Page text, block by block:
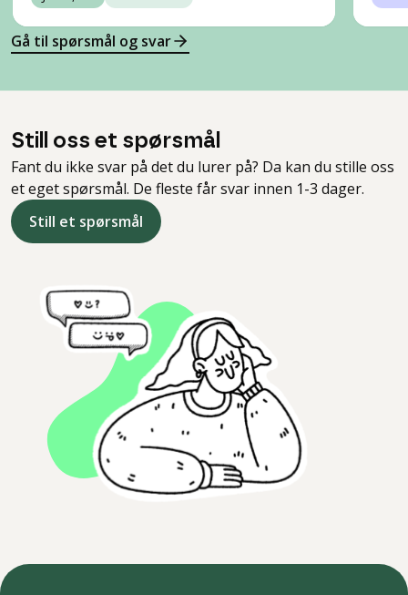
Gå til spørsmål og svar
Still oss et spørsmål
Fant du ikke svar på det du lurer på? Da kan du stille oss
et eget spørsmål. De fleste får svar innen 1-3 dager.
Still et spørsmål